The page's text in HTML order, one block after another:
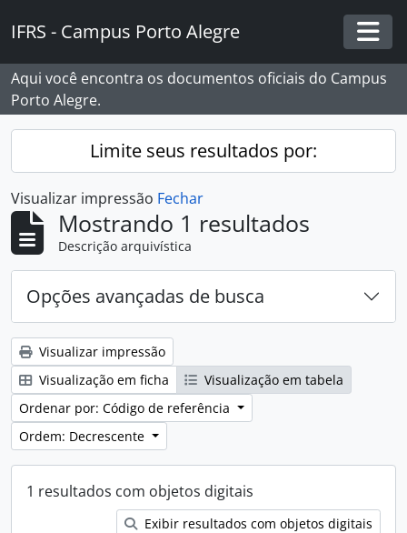
IFRS - Campus Porto Alegre
Aqui você encontra os documentos oficiais do Campus
Porto Alegre.
Limite seus resultados por:
Visualizar impressão Fechar
Mostrando 1 resultados
Descrição arquivística
Opções avançadas de busca
Visualizar impressão
Visualização em ficha
Visualização em tabela
Ordenar por: Código de referência
Ordem: Decrescente
1 resultados com objetos digitais
Exibir resultados com objetos digitais